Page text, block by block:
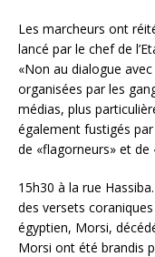
Les marcheurs ont
lancé par le chef de
«Non au dialogue
organisées par les
médias, plus
également fustigés par
de «flagorneurs» et de
15h30 à la rue
des versets
égyptien, Morsi,
Morsi ont été brandis